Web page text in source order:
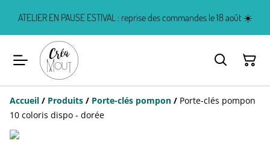
ATELIER EN PAUSE ESTIVAL : reprise des commandes le 18 août ☀️
Accueil / Produits / Porte-clés pompon / Porte-clés pompon
10 coloris dispo - dorée